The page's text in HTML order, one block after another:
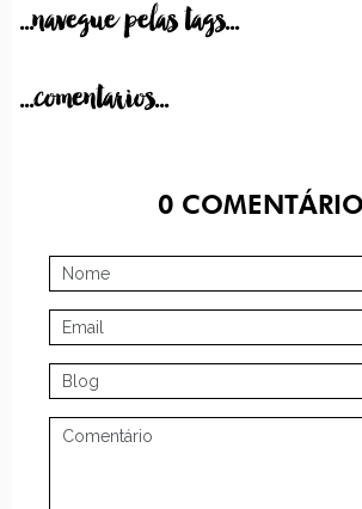
...navegue pelas tags...
...comentarios...
0